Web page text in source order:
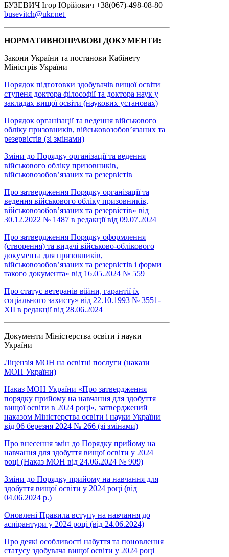
БУЗЕВИЧ Ігор Юрійович +38(067)-498-08-80
busevitch@ukr.net
НОРМАТИВНОПРАВОВІ ДОКУМЕНТИ:
Закони України та постанови Кабінету
Міністрів України
Порядок підготовки здобувачів вищої освіти
ступеня доктора філософії та доктора наук у
закладах вищої освіти (наукових установах)
Порядок організації та ведення військового
обліку призовників, військовозобов’язаних та
резервістів (зі змінами)
Зміни до Порядку організації та ведення
військового обліку призовників,
військовозобов’язаних та резервістів
Про затвердження Порядку організації та
ведення військового обліку призовників,
військовозобов’язаних та резервістів» від
30.12.2022 № 1487 в редакції від 09.07.2024
Про затвердження Порядку оформлення
(створення) та видачі військово-облікового
документа для призовників,
військовозобов’язаних та резервістів і форми
такого документа» від 16.05.2024 № 559
Про статус ветеранів війни, гарантії їх
соціального захисту» від 22.10.1993 № 3551-
XII в редакції від 28.06.2024
Документи Міністерства освіти і науки
України
Ліцензія МОН на освітні послуги (накази
МОН України)
Наказ МОН України «Про затвердження
порядку прийому на навчання для здобуття
вищої освіти в 2024 році», затверджений
наказом Міністерства освіти і науки України
від 06 березня 2024 № 266 (зі змінами)
Про внесення змін до Порядку прийому на
навчання для здобуття вищої освіти у 2024
році (Наказ МОН від 24.06.2024 № 909)
Зміни до Порядку прийому на навчання для
здобуття вищої освіти у 2024 році (від
04.06.2024 р.)
Оновлені Правила вступу на навчання до
аспірантури у 2024 році (від 24.06.2024)
Про деякі особливості набуття та поновлення
статусу здобувача вищої освіти у 2024 році